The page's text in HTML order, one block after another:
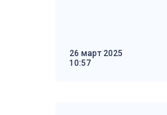
26 март 2025
10:57